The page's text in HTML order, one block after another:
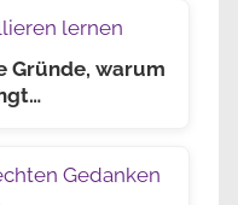
Gründe, warum